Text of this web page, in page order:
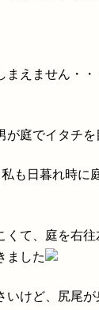
まえません・・
が庭でイタチを
も日暮れ時に
くて、庭を右
ました
いけど、尻尾